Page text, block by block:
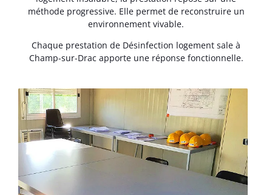
méthode progressive. Elle permet de reconstruire un
environnement vivable.
Chaque prestation de Désinfection logement sale à
Champ-sur-Drac apporte une réponse fonctionnelle.